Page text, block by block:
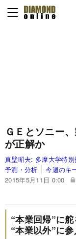
ＧＥとソニー
が正解か
真壁昭夫: 多摩大学特
予測・分析
今週のキ
2015年5月11日 0:00
“本業回帰”に
“本業以外”に